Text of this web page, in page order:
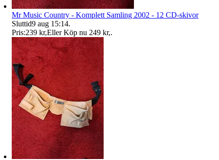
Mr Music Country - Komplett Samling 2002 - 12 CD-skivor
Sluttid9 aug 15:14.
Pris:239 kr,Eller Köp nu 249 kr,.